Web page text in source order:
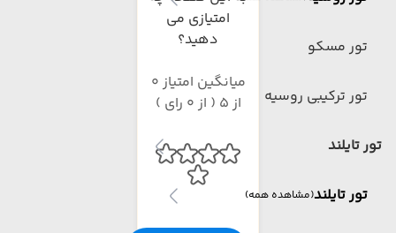
تور مسکو
تور ترکیبی روسیه
تور تایلند
تور تایلند(مشاهده همه)
امتیازی می
دهید؟
میانگین امتیاز 0
از 5 ( از 0 رای )